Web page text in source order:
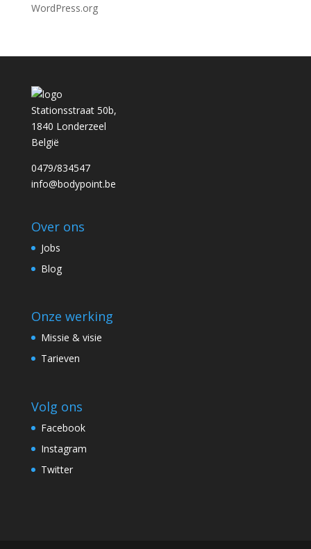
WordPress.org
Stationsstraat 50b,
1840 Londerzeel
België
0479/834547
info@bodypoint.be
Over ons
Jobs
Blog
Onze werking
Missie & visie
Tarieven
Volg ons
Facebook
Instagram
Twitter